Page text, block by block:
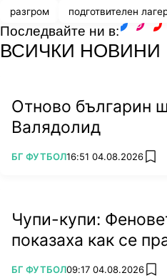
разгром подготвителен
Последвайте ни в:
ВСИЧКИ НОВИНИ
Отново българин
Валядолид
ПОВЕЧЕ ОТ
БГ ФУТБОЛ16:51 04.08.2026 add
Чупи-купи:
показаха как се
ПОВЕЧЕ ОТ
БГ ФУТБОЛ09:17 04.08.2026